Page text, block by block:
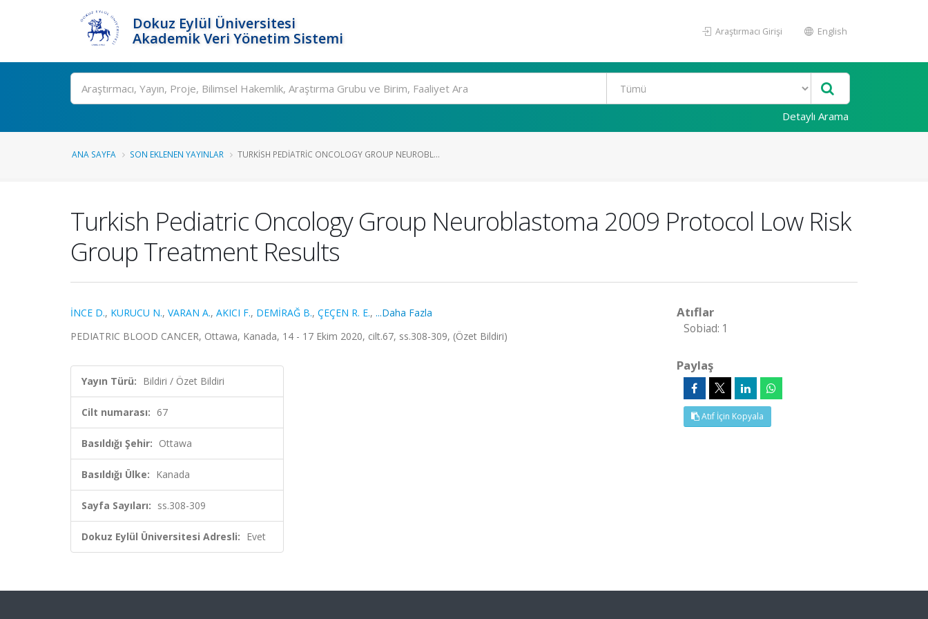
Dokuz Eylül Üniversitesi
Akademik Veri Yönetim Sistemi
Araştırmacı Girişi English
Ara
Detaylı Arama
ANA SAYFA SON EKLENEN YAYINLAR TURKISH PEDIATRIC ONCOLOGY GROUP NEUROBL...
Turkish Pediatric Oncology Group Neuroblastoma 2009 Protocol Low Risk
Group Treatment Results
İNCE D., KURUCU N., VARAN A., AKICI F., DEMİRAĞ B., ÇEÇEN R. E., ...Daha Fazla
PEDIATRIC BLOOD CANCER, Ottawa, Kanada, 14 - 17 Ekim 2020, cilt.67, ss.308-309, (Özet Bildiri)
Yayın Türü: Bildiri / Özet Bildiri
Cilt numarası: 67
Basıldığı Şehir: Ottawa
Basıldığı Ülke: Kanada
Sayfa Sayıları: ss.308-309
Dokuz Eylül Üniversitesi Adresli: Evet
Atıflar
Sobiad: 1
Paylaş
Atıf İçin Kopyala